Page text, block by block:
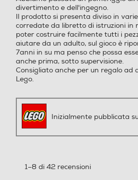
divertimento e dell'ingegno.
Il prodotto si presenta diviso in
corredate da libretto di istruzioni in
poter costruire facilmente tutti i
aiutare da un adulto, sul gioco è
7anni in su ma penso che possa
anche prima, sotto supervisione.
Consigliato anche per un regalo ad
Lego.
Inizialmente pubblicata
1–8 di 42 recensioni